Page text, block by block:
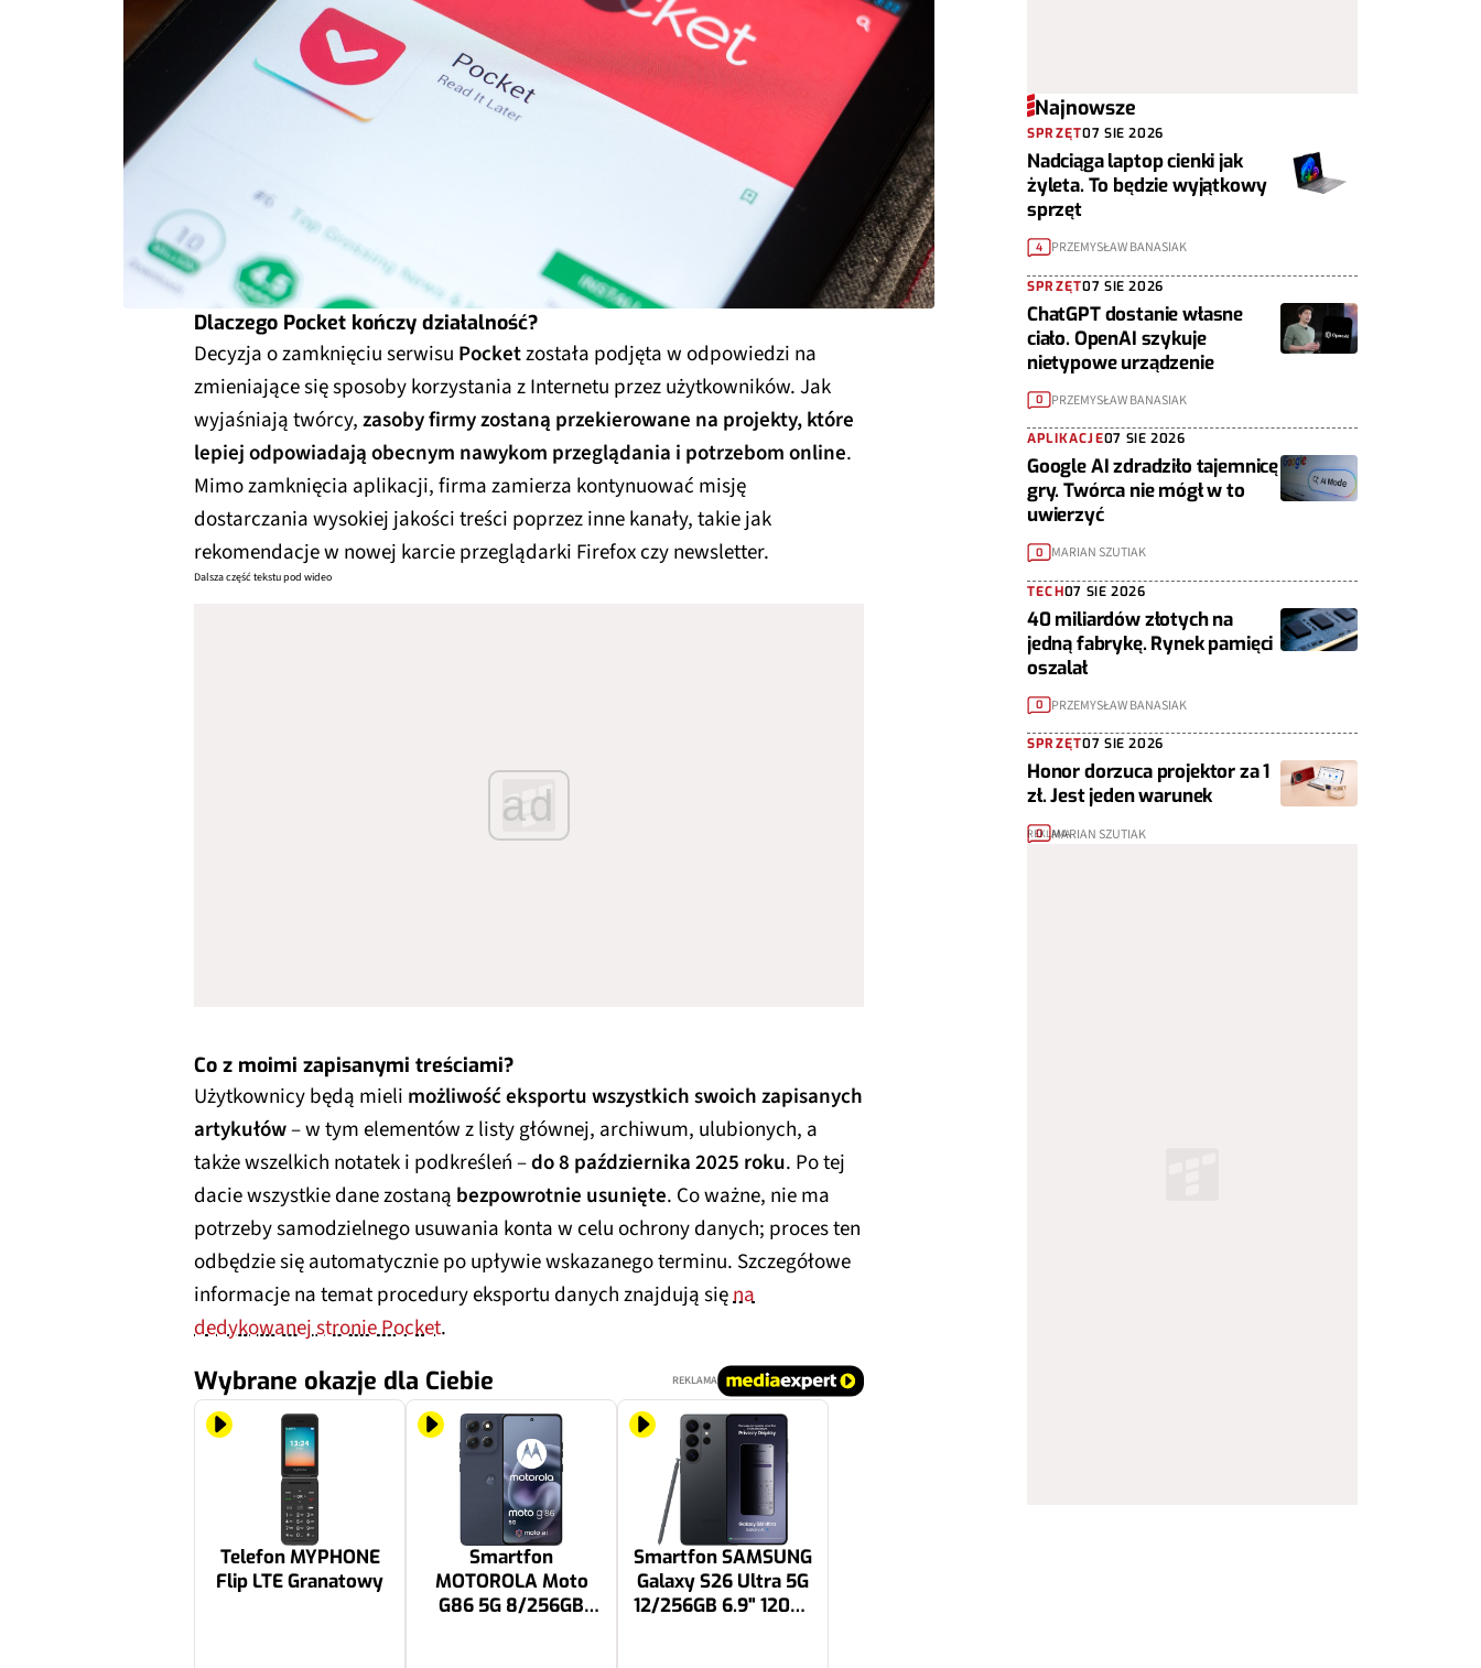
Dlaczego Pocket kończy działalność?
Decyzja o zamknięciu serwisu Pocketzostała podjęta w odpowiedzi na
zmieniające się sposoby korzystania z Internetu przez użytkowników. Jak
wyjaśniają twórcy,zasoby firmy zostaną przekierowane na projekty, które
lepiej odpowiadają obecnym nawykom przeglądania i potrzebom online.
Mimo zamknięcia aplikacji, firma zamierza kontynuować misję
dostarczania wysokiej jakości treści poprzez inne kanały, takie jak
rekomendacje w nowej karcie przeglądarki Firefox czy newsletter.
Dalsza część tekstu pod wideo
ad
Co z moimi zapisanymi treściami?
Użytkownicy będą mieli możliwość eksportu wszystkich swoich zapisanych
artykułów– w tym elementów z listy głównej, archiwum, ulubionych, a
także wszelkich notatek i podkreśleń –do 8 października 2025 roku. Po tej
dacie wszystkie dane zostaną bezpowrotnie usunięte. Co ważne, nie ma
potrzeby samodzielnego usuwania konta w celu ochrony danych; proces ten
odbędzie się automatycznie po upływie wskazanego terminu. Szczegółowe
informacje na temat procedury eksportu danych znajdują sięna
dedykowanej stronie Pocket.
Wybrane okazje dla Ciebie REKLAMA
Telefon MYPHONE
Flip LTE Granatowy
Smartfon
MOTOROLA Moto
G86 5G 8/256GB
Smartfon SAMSUNG
Galaxy S26 Ultra 5G
12/256GB 6.9" 120Hz
Najnowsze
SPRZĘT07 SIE 2026
Nadciąga laptop cienki jak
żyleta. To będzie wyjątkowy
sprzęt
4 PRZEMYSŁAW BANASIAK
SPRZĘT07 SIE 2026
ChatGPT dostanie własne
ciało. OpenAI szykuje
nietypowe urządzenie
0 PRZEMYSŁAW BANASIAK
APLIKACJE07 SIE 2026
Google AI zdradziło tajemnicę
gry. Twórca nie mógł w to
uwierzyć
0 MARIAN SZUTIAK
TECH07 SIE 2026
40 miliardów złotych na
jedną fabrykę. Rynek pamięci
oszalał
0 PRZEMYSŁAW BANASIAK
SPRZĘT07 SIE 2026
Honor dorzuca projektor za 1
zł. Jest jeden warunek
0 MARIAN SZUTIAK